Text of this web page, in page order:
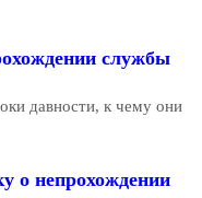
службы
давности, к чему они
о непрохождении